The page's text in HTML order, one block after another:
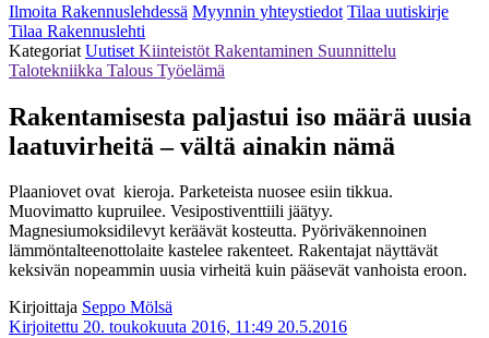
Ilmoita Rakennuslehdessä Myynnin yhteystiedot Tilaa uutiskirje
Tilaa Rakennuslehti
Kategoriat Uutiset Kiinteistöt Rakentaminen Suunnittelu
Talotekniikka Talous Työelämä
Rakentamisesta paljastui iso määrä uusia
laatuvirheitä – vältä ainakin nämä
Plaaniovet ovat kieroja. Parketeista nuosee esiin tikkua.
Muovimatto kupruilee. Vesipostiventtiili jäätyy.
Magnesiumoksidilevyt keräävät kosteutta. Pyöriväkennoinen
lämmöntalteenottolaite kastelee rakenteet. Rakentajat näyttävät
keksivän nopeammin uusia virheitä kuin pääsevät vanhoista eroon.
Kirjoittaja Seppo Mölsä
Kirjoitettu 20. toukokuuta 2016, 11:49 20.5.2016